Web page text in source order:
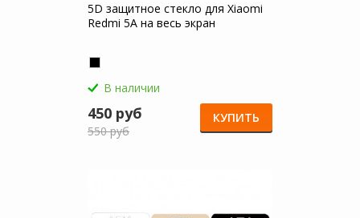
5D защитное стекло для Xiaomi
Redmi 5A на весь экран
В наличии
450 руб
550 руб
КУПИТЬ